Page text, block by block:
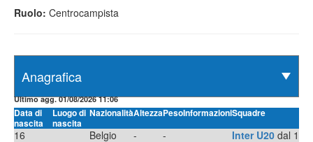
Ruolo: Centrocampista
Ultimo agg. 01/08/2026 11:06
Data di
nascita
Luogo di
nascita
NazionalitàAltezzaPesoInformazioniSquadre
16
Belgio - - Inter U20 dal 1